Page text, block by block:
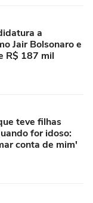
a
Jair Bolsonaro e
R$ 187 mil
teve filhas
for idoso:
conta de mim'